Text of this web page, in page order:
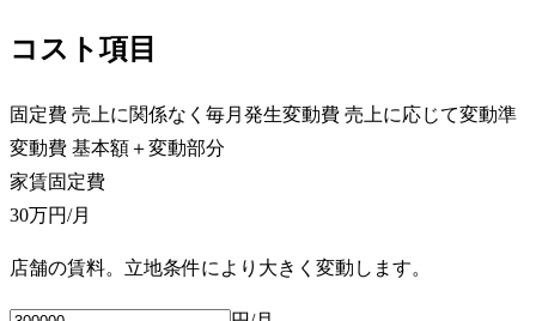
コスト項目
固定費 売上に関係なく毎月発生変動費 売上に応じて変動準
変動費 基本額＋変動部分
家賃固定費
30万円/月
店舗の賃料。立地条件により大きく変動します。